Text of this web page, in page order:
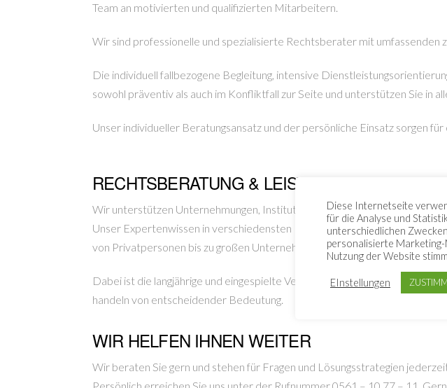
Team an motivierten und qualifizierten Mitarbeitern.
Wir sind professionelle und spezialisierte Rechtsberater mit umfassenden
Die individuell fallbezogene Begleitung, intensive
sowohl präventiv als auch im Konfliktfall zur Seite und unterstützen Sie in
Unser individueller Beratungsansatz und der persönliche Einsatz sorgen
RECHTSBERATUNG & LEISTUNGEN
Wir unterstützen Unternehmungen, Institutionen und Privatpersonen.
Unser Expertenwissen in verschiedensten Rechtsgebieten macht den
von Privatpersonen bis zu großen Unternehmen ab.
Dabei ist die langjährige und eingespielte Verzahnung unserer Expertise
handeln von entscheidender Bedeutung.
WIR HELFEN IHNEN WEITER
Wir beraten Sie gern und stehen für Fragen und Lösungsstrategien
Diese Internetseite
für die Analyse und
unterschiedlichen
personalisierte
Nutzung der Website
EInstellungen